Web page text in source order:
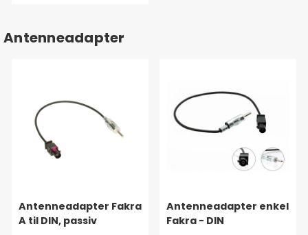
Antenneadapter
Antenneadapter Fakra
A til DIN, passiv
Antenneadapter enkel
Fakra - DIN